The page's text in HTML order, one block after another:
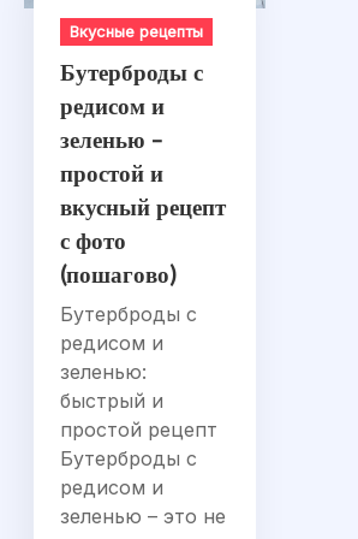
Вкусные рецепты
Бутерброды с
редисом и
зеленью –
простой и
вкусный рецепт
с фото
(пошагово)
Бутерброды с
редисом и
зеленью:
быстрый и
простой рецепт
Бутерброды с
редисом и
зеленью – это не